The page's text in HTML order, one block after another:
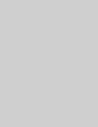
Plays